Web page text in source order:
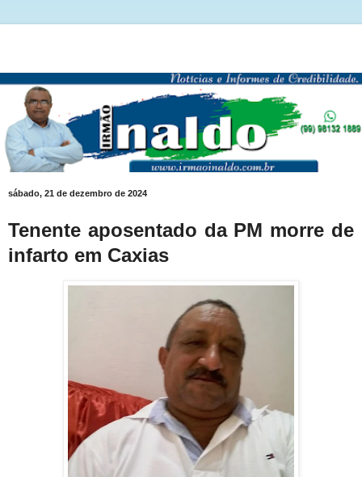
sábado, 21 de dezembro de 2024
Tenente aposentado da PM morre de
infarto em Caxias